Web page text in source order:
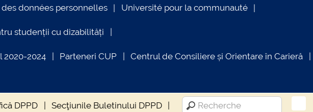
données personnelles Université pour la communauté
studenții cu dizabilități
2020-2024 Parteneri CUP Centrul de Consiliere și Orientare în Carieră
DPPD Secţiunile Buletinului DPPD